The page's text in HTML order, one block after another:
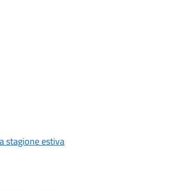
stagione estiva